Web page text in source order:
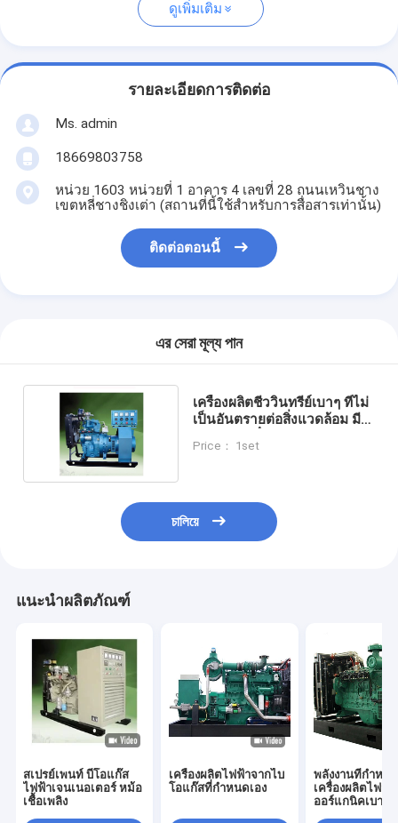
ดูเพิ่มเติม
รายละเอียดการติดต่อ
Ms. admin
18669803758
หน่วย 1603 หน่วยที่ 1 อาคาร 4 เลขที่ 28 ถนนเหวินชาง
เขตหลี่ชางชิงเต่า (สถานที่นี้ใช้สำหรับการสื่อสารเท่านั้น)
ติดต่อตอนนี้
এর সেরা মূল্য পান
เครื่องผลิตชีววินทรีย์เบาๆ ที่ไม่
เป็นอันตรายต่อสิ่งแวดล้อม มี
Price： 1set
চালিয়ে
แนะนำผลิตภัณฑ์
สเปรย์เพนท์ บีโอแก๊ส
ไฟฟ้าเจนเนอเตอร์ หม้อ
เชื้อเพลิง
เครื่องผลิตไฟฟ้าจากไบ
โอแก๊สที่กําหนดเอง
พลังงานที่กําหนด
เครื่องผลิตไฟฟ้า
ออร์แกนิคเบา